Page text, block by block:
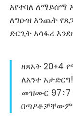
እየተባለ ለማይሰማ
ለግዑዝ እንጨት
ድርጊት አሳፋሪ
ዘጸአት 20፥4
ለአንተ
መዝሙር 97፥7